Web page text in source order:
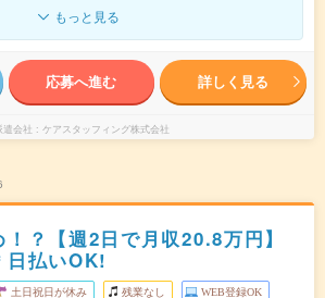
もっと見る
応募へ進む 詳しく見る
遣会社 ケアスタッフィング株式会社
？【週2日で月収20.8万円】
日払いOK!
土日祝日が休み 残業なし WEB登録OK